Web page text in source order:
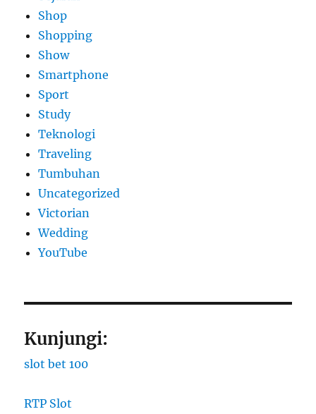
Shop
Shopping
Show
Smartphone
Sport
Study
Teknologi
Traveling
Tumbuhan
Uncategorized
Victorian
Wedding
YouTube
Kunjungi:
slot bet 100
RTP Slot